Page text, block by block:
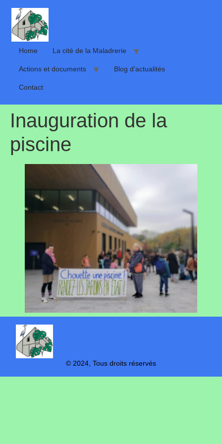
Home La cité de la Maladrerie
Actions et documents Blog d’actualités
Contact
Inauguration de la
piscine
© 2024, Tous droits réservés